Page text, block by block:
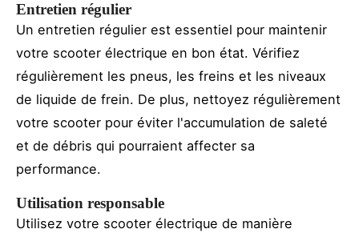
Entretien régulier
Un entretien régulier est essentiel pour maintenir
votre scooter électrique en bon état. Vérifiez
régulièrement les pneus, les freins et les niveaux
de liquide de frein. De plus, nettoyez régulièrement
votre scooter pour éviter l'accumulation de saleté
et de débris qui pourraient affecter sa
performance.
Utilisation responsable
Utilisez votre scooter électrique de manière